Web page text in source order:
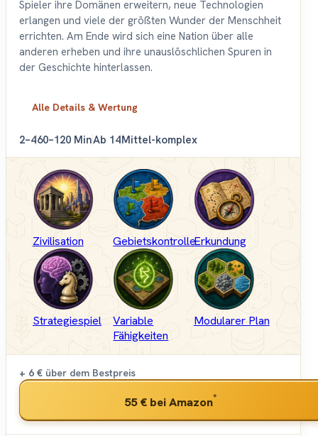
Spieler ihre Domänen erweitern, neue Technologien
erlangen und viele der größten Wunder der Menschheit
errichten. Am Ende wird sich eine Nation über alle
anderen erheben und ihre unauslöschlichen Spuren in
der Geschichte hinterlassen.
Alle Details & Wertung
2–460–120 MinAb 14Mittel-komplex
Zivilisation GebietskontrolleErkundung
Strategiespiel
Variable
Fähigkeiten
Modularer Plan
+ 6 € über dem Bestpreis
55 € bei Amazon*